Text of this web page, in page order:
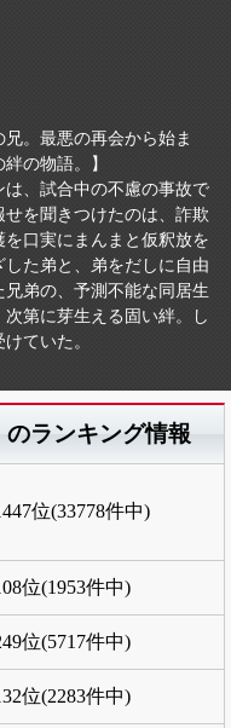
兄。最悪の再会から始ま
の物語。】
、試合中の不慮の事故で
を聞きつけたのは、詐欺
口実にまんまと仮釈放を
た弟と、弟をだしに自由
弟の、予測不能な同居生
第に芽生える固い絆。し
ていた。
のランキング情報
位(33778件中)
位(1953件中)
位(5717件中)
位(2283件中)